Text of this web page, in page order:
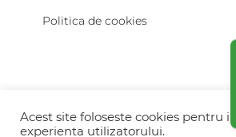
Politica de cookies
Acest site foloseste cookies pentru
experienta utilizatorului.